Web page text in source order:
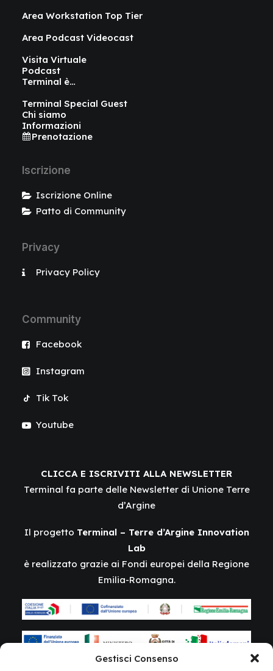
Gestisci Consenso
Area Workstation Top Tier
Area Podcast Videocast
Visita Virtuale
Podcast
Terminal è…
Terminal Special Guest
Chi siamo
Informazioni
Prenotazione
Iscrizione
Iscrizione Online
Patto di Community
Privacy
Privacy Policy
Community
Facebook
Instagram
Tik Tok
Youtube
CLICCA E ISCRIVITI ALLA NEWSLETTER
Terminal fa parte delle Newsletter di Unione Terre
d’Argine
Il progetto Terminal – Terre d’Argine Innovation
Lab
è realizzato grazie ai Fondi europei della Regione
Emilia-Romagna.